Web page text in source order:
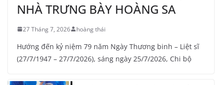
NHÀ TRƯNG BÀY HOÀNG SA
27 Tháng 7, 2026 hoàng thái
Hướng đến kỷ niệm 79 năm Ngày Thương binh – Liệt sĩ
(27/7/1947 – 27/7/2026), sáng ngày 25/7/2026, Chi bộ